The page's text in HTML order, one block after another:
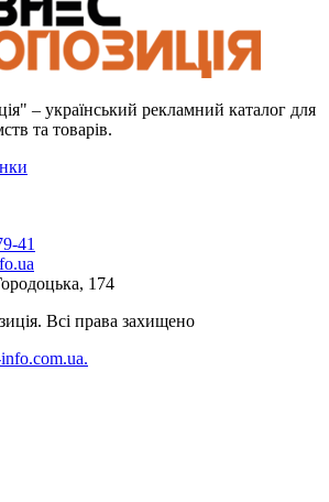
– український рекламний каталог для
та товарів.
41
174
Всі права захищено
.